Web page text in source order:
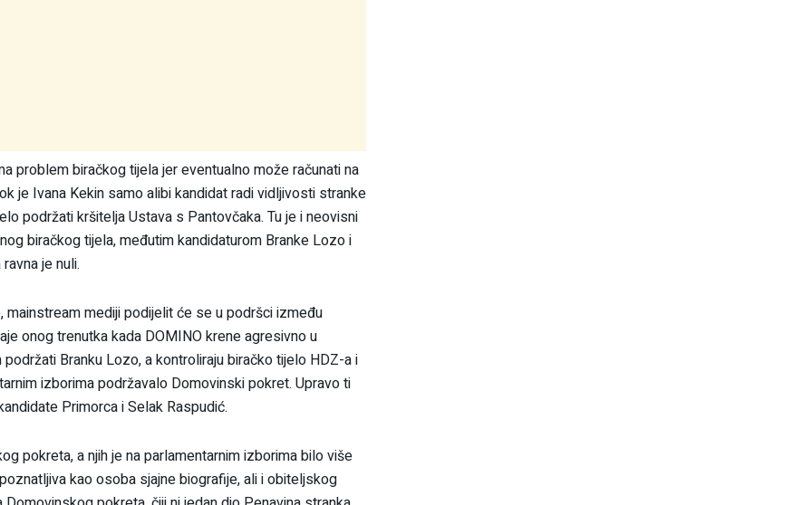
problem biračkog tijela jer eventualno može računati na
je Ivana Kekin samo alibi kandidat radi vidljivosti stranke
podržati kršitelja Ustava s Pantovčaka. Tu je i neovisni
biračkog tijela, međutim kandidaturom Branke Lozo i
je nuli.
mediji podijelit će se u podršci između
onog trenutka kada DOMINO krene agresivno u
Branku Lozo, a kontroliraju biračko tijelo HDZ-a i
izborima podržavalo Domovinski pokret. Upravo ti
Primorca i Selak Raspudić.
pokreta, a njih je na parlamentarnim izborima bilo više
kao osoba sjajne biografije, ali i obiteljskog